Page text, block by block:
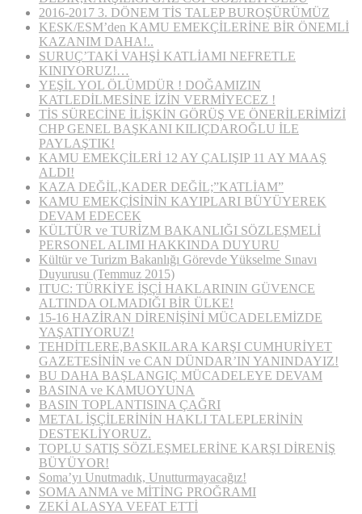
2016-2017 3. DÖNEM TİS TALEP BUROŞÜRÜMÜZ
KESK/ESM’den KAMU EMEKÇİLERİNE BİR ÖNEMLİ
KAZANIM DAHA!..
SURUÇ’TAKİ VAHŞİ KATLİAMI NEFRETLE
KINIYORUZ!…
YEŞİL YOL ÖLÜMDÜR ! DOĞAMIZIN
KATLEDİLMESİNE İZİN VERMİYECEZ !
TİS SÜRECİNE İLİŞKİN GÖRÜŞ VE ÖNERİLERİMİZİ
CHP GENEL BAŞKANI KILIÇDAROĞLU İLE
PAYLAŞTIK!
KAMU EMEKÇİLERİ 12 AY ÇALIŞIP 11 AY MAAŞ
ALDI!
KAZA DEĞİL,KADER DEĞİL;”KATLİAM”
KAMU EMEKÇİSİNİN KAYIPLARI BÜYÜYEREK
DEVAM EDECEK
KÜLTÜR ve TURİZM BAKANLIĞI SÖZLEŞMELİ
PERSONEL ALIMI HAKKINDA DUYURU
Kültür ve Turizm Bakanlığı Görevde Yükselme Sınavı
Duyurusu (Temmuz 2015)
ITUC: TÜRKİYE İŞÇİ HAKLARININ GÜVENCE
ALTINDA OLMADIĞI BİR ÜLKE!
15-16 HAZİRAN DİRENİŞİNİ MÜCADELEMİZDE
YAŞATIYORUZ!
TEHDİTLERE,BASKILARA KARŞI CUMHURİYET
GAZETESİNİN ve CAN DÜNDAR’IN YANINDAYIZ!
BU DAHA BAŞLANGIÇ MÜCADELEYE DEVAM
BASINA ve KAMUOYUNA
BASIN TOPLANTISINA ÇAĞRI
METAL İŞÇİLERİNİN HAKLI TALEPLERİNİN
DESTEKLİYORUZ.
TOPLU SATIŞ SÖZLEŞMELERİNE KARŞI DİRENİŞ
BÜYÜYOR!
Soma’yı Unutmadık, Unutturmayacağız!
SOMA ANMA ve MİTİNG PROĞRAMI
ZEKİ ALASYA VEFAT ETTİ